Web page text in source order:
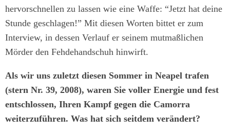
hervorschnellen zu lassen wie eine Waffe: “Jetzt hat deine
Stunde geschlagen!” Mit diesen Worten bittet er zum
Interview, in dessen Verlauf er seinem mutmaßlichen
Mörder den Fehdehandschuh hinwirft.
Als wir uns zuletzt diesen Sommer in Neapel trafen
(stern Nr. 39, 2008), waren Sie voller Energie und fest
entschlossen, Ihren Kampf gegen die Camorra
weiterzuführen. Was hat sich seitdem verändert?